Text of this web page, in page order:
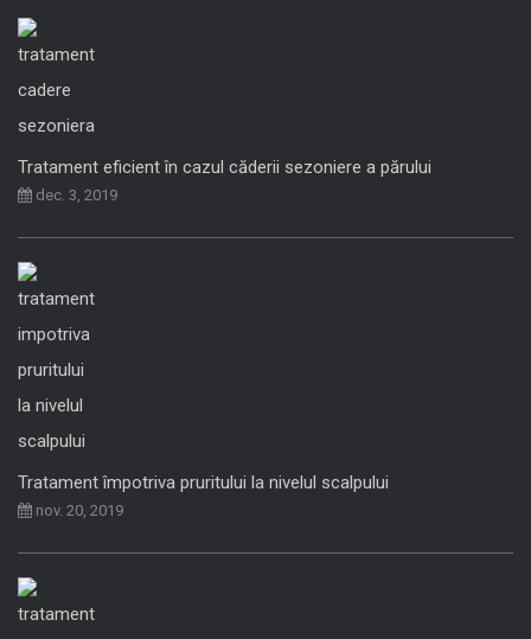
Tratament eficient în cazul căderii sezoniere a părului
dec. 3, 2019
Tratament împotriva pruritului la nivelul scalpului
nov. 20, 2019